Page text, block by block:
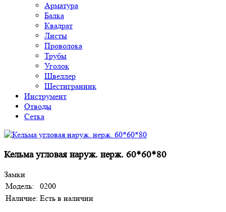
Арматура
Балка
Квадрат
Листы
Проволока
Трубы
Уголок
Швеллер
Шестигранник
Инструмент
Отводы
Сетка
Кельма угловая наруж. нерж. 60*60*80
Замки
Модель:
0200
Наличие: Есть в наличии